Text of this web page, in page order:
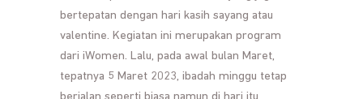
bertepatan dengan hari kasih sayang atau
valentine. Kegiatan ini merupakan program
dari iWomen. Lalu, pada awal bulan Maret,
tepatnya 5 Maret 2023, ibadah minggu tetap